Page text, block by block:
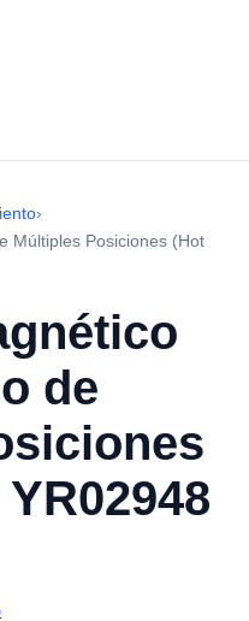
›
Múltiples Posiciones (Hot
de